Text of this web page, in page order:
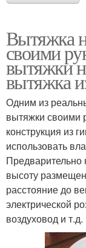
Вытяжка
своими
вытяжки
вытяжка
Одним из
вытяжки своими
конструкция из
использовать
высоту
расстояние до
электрической
воздуховод и т.д.